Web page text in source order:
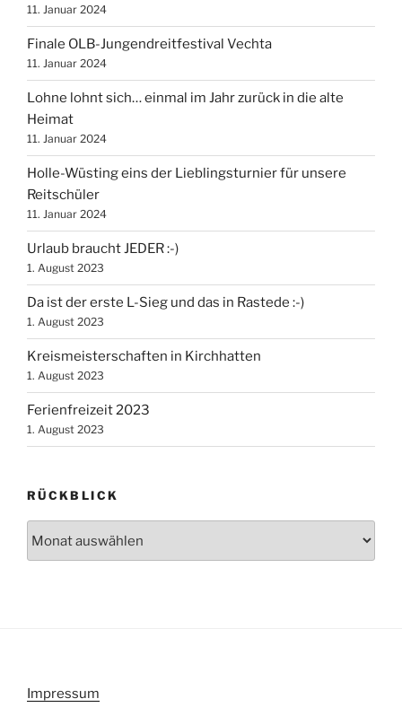
11. Januar 2024
Finale OLB-Jungendreitfestival Vechta
11. Januar 2024
Lohne lohnt sich… einmal im Jahr zurück in die alte
Heimat
11. Januar 2024
Holle-Wüsting eins der Lieblingsturnier für unsere
Reitschüler
11. Januar 2024
Urlaub braucht JEDER :-)
1. August 2023
Da ist der erste L-Sieg und das in Rastede :-)
1. August 2023
Kreismeisterschaften in Kirchhatten
1. August 2023
Ferienfreizeit 2023
1. August 2023
RÜCKBLICK
Impressum